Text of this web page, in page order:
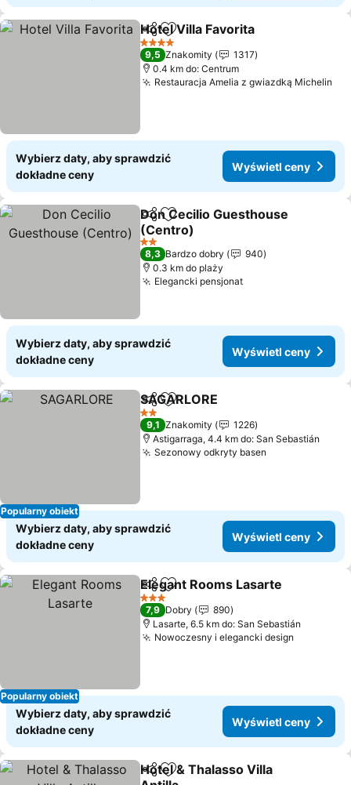
Udostępnij
Dodaj do ulubionych
Hotel Villa Favorita
4 Kategoria
9,5 Znakomity
1317
0.4 km do: Centrum
Restauracja Amelia z gwiazdką Michelin
Wybierz daty, aby sprawdzić
dokładne ceny
Wyświetl ceny
Udostępnij
Dodaj do ulubionych
Don Cecilio Guesthouse
(Centro)
Wyświetl ceny
2 Kategoria
8,3 Bardzo dobry
940
0.3 km do plaży
Elegancki pensjonatWyświetl ceny
Wybierz daty, aby sprawdzić
dokładne ceny
Wyświetl ceny
Popularny obiekt
Udostępnij
Dodaj do ulubionych
SAGARLORE
2 Kategoria
9,1 Znakomity
1226
Astigarraga, 4.4 km do: San Sebastián
Sezonowy odkryty basen
Wybierz daty, aby sprawdzić
dokładne ceny
Wyświetl ceny
Popularny obiekt
Udostępnij
Dodaj do ulubionych
Elegant Rooms Lasarte
3 Kategoria
7,9 Dobry
890
Lasarte, 6.5 km do: San Sebastián
Nowoczesny i elegancki design
Wybierz daty, aby sprawdzić
dokładne ceny
Wyświetl ceny
Udostępnij
Dodaj do ulubionych
Hotel & Thalasso Villa